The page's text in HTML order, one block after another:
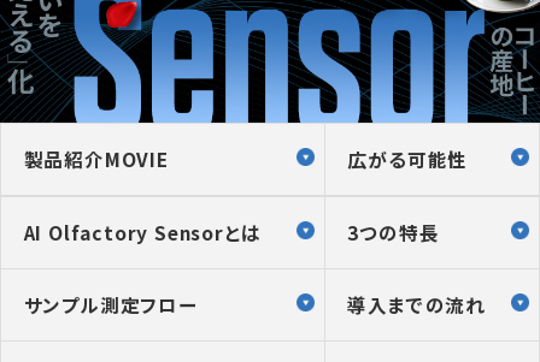
製品紹介MOVIE 広がる可能性
AI Olfactory Sensorとは 3つの特長
サンプル測定フロー 導入までの流れ